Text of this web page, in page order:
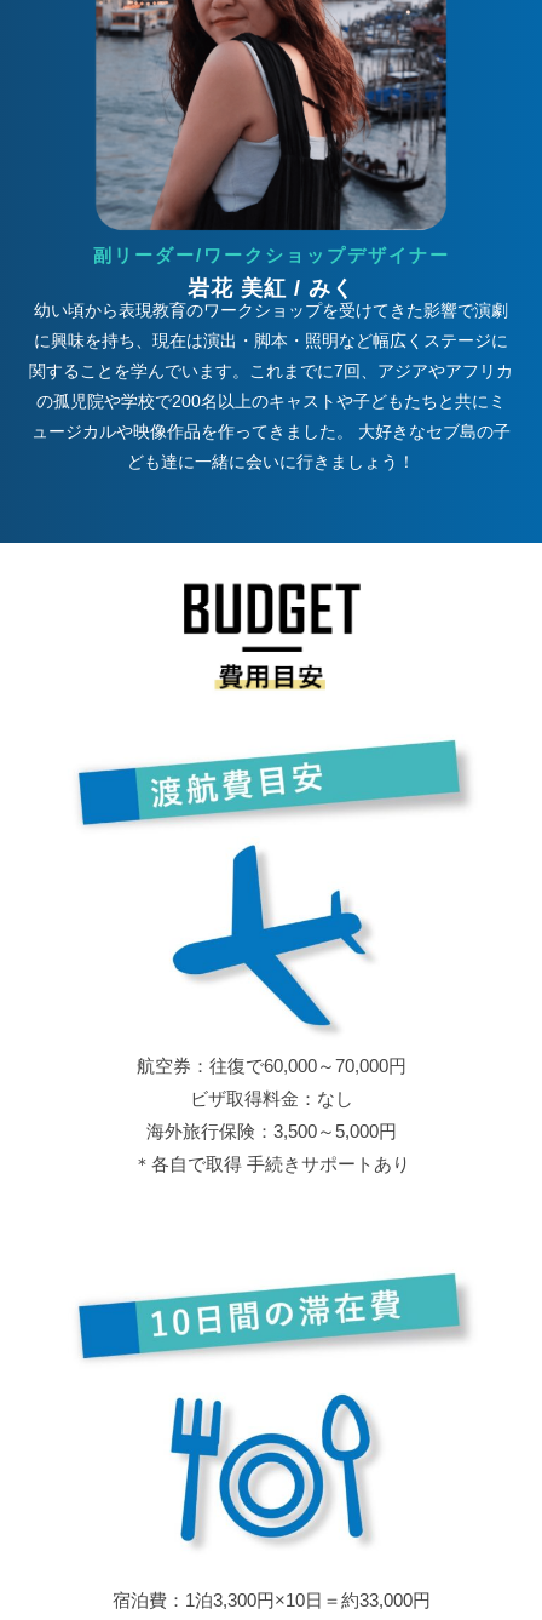
副リーダー/ワークショップデザイナー
岩花 美紅 / みく
幼い頃から表現教育のワークショップを受けてきた影響で演劇
に興味を持ち、現在は演出・脚本・照明など幅広くステージに
関することを学んでいます。これまでに7回、アジアやアフリカ
の孤児院や学校で200名以上のキャストや子どもたちと共にミ
ュージカルや映像作品を作ってきました。 大好きなセブ島の子
ども達に一緒に会いに行きましょう！
航空券：往復で60,000～70,000円
ビザ取得料金：なし
海外旅行保険：3,500～5,000円
＊各自で取得 手続きサポートあり
宿泊費：1泊3,300円×10日＝約33,000円